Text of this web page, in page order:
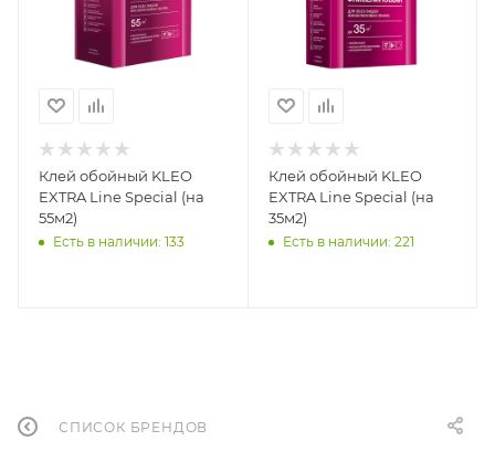
Клей обойный KLEO
EXTRA Line Special (на
55м2)
Есть в наличии: 133
Клей обойный KLEO
EXTRA Line Special (на
35м2)
Есть в наличии: 221
СПИСОК БРЕНДОВ